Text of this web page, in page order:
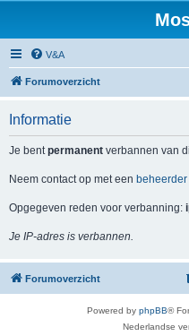
V&A
Forumoverzicht
Informatie
Je bentpermanent verbannen van
Neem contact op met een beheerder
Opgegeven reden voor verbanning:
Je IP-adres is verbannen.
Forumoverzicht
Powered by phpBB®
Nederlandse